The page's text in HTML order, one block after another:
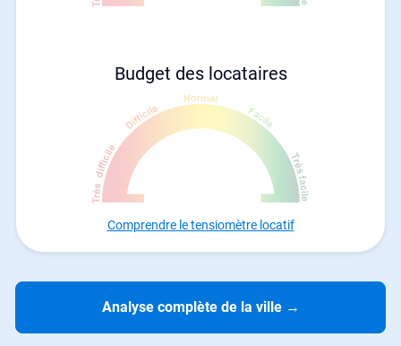
Budget des locataires
Comprendre le tensiomètre locatif
Analyse complète de la ville →